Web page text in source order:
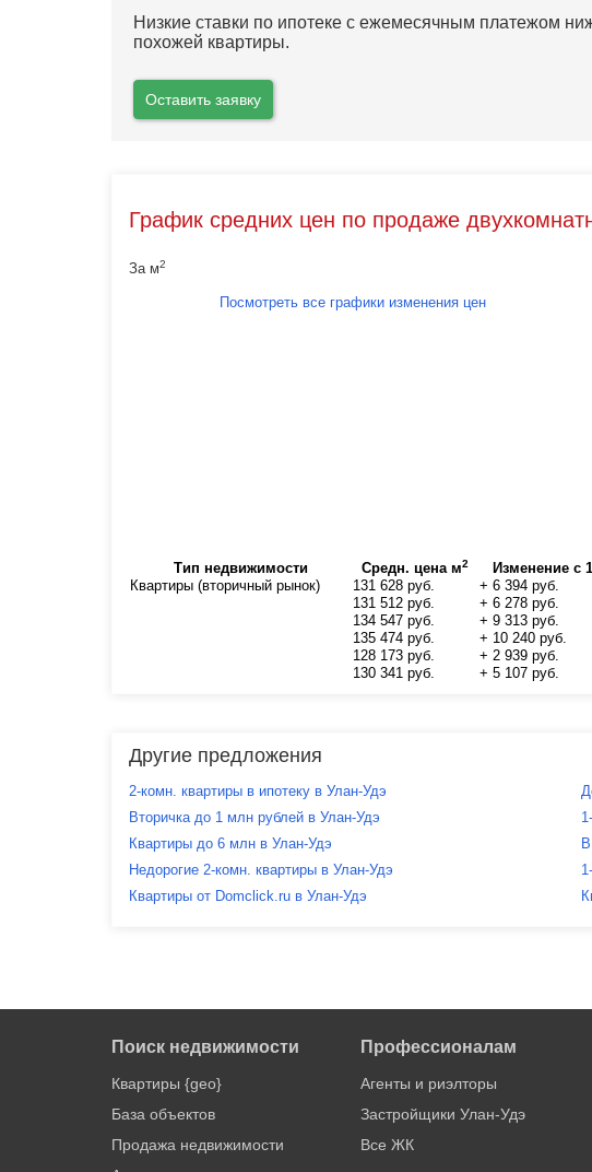
Низкие ставки по ипотеке с ежемесячным платежом
похожей квартиры.
Оставить заявку
График средних цен по продаже
За м2
Посмотреть все графики изменения цен
Тип недвижимости Средн. цена м2 Изменение с
Квартиры (вторичный рынок)
131 628 руб. + 6 394 руб.
131 512 руб.
+ 6 278 руб.
134 547 руб.
+ 9 313 руб.
135 474 руб.
+ 10 240 руб.
128 173 руб.
+ 2 939 руб.
130 341 руб.
+ 5 107 руб.
Другие предложения
2-комн. квартиры в ипотеку в Улан-Удэ
Вторичка до 1 млн рублей в Улан-Удэ
Квартиры до 6 млн в Улан-Удэ
Недорогие 2-комн. квартиры в Улан-Удэ
Квартиры от Domclick.ru в Улан-Удэ
Поиск недвижимости
Квартиры {geo}
База объектов
Продажа недвижимости
Профессионалам
Агенты и риэлторы
Застройщики Улан-Удэ
Все ЖК